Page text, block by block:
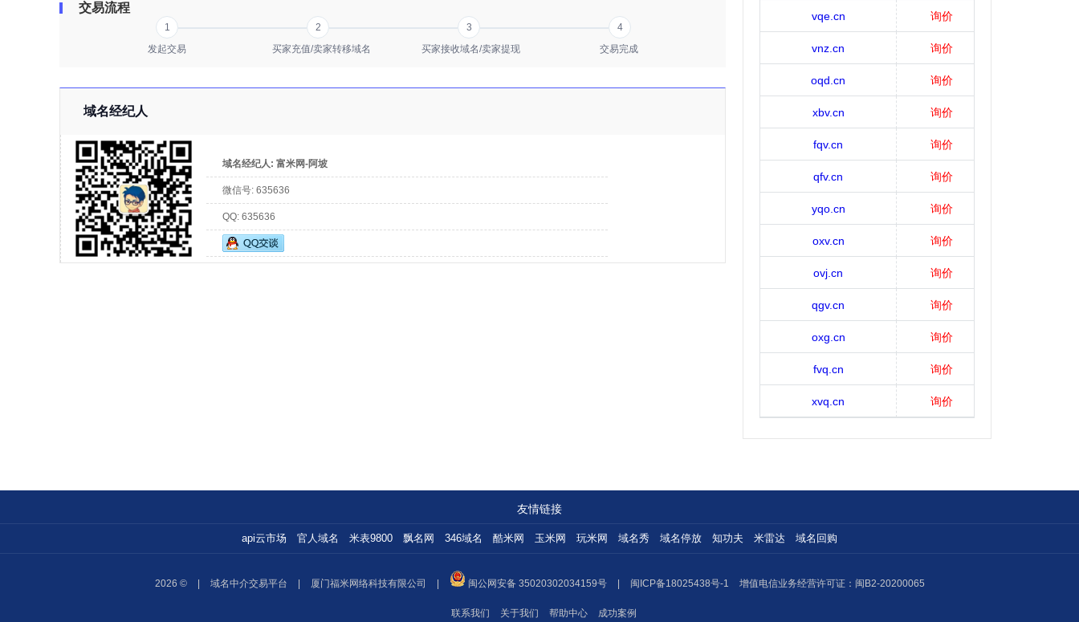
交易流程
1 2 3
4
发起交易
买家充值/卖家转移域名 买家接收域名/卖家提现 交易完成
域名经纪人
域名经纪人: 富米网-阿坡
微信号: 635636
QQ: 635636
vqe.cn 询价
vnz.cn 询价
oqd.cn 询价
xbv.cn 询价
fqv.cn 询价
qfv.cn 询价
yqo.cn 询价
oxv.cn 询价
ovj.cn 询价
qgv.cn 询价
oxg.cn 询价
fvq.cn 询价
xvq.cn 询价
友情链接
api云市场 官人域名 米表9800 飘名网 346域名 酷米网 玉米网 玩米网 域名秀 域名停放 知功夫 米雷达 域名回购
2026 © 域名中介交易平台 厦门福米网络科技有限公司 闽公网安备 35020302034159号 闽ICP备18025438号-1 增值电信业务经营许可证：闽B2-20200065
联系我们 关于我们 帮助中心 成功案例